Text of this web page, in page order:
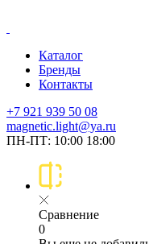
Каталог
Бренды
Контакты
+7 921 939 50 08
magnetic.light@ya.ru
ПН-ПТ: 10:00 18:00
Сравнение
0